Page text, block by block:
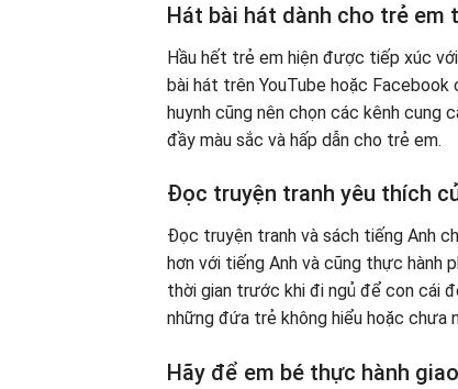
Hát bài hát dành cho trẻ em
Hầu hết trẻ em hiện được tiếp xúc
bài hát trên YouTube hoặc
huynh cũng nên chọn các kênh cung
đầy màu sắc và hấp dẫn cho trẻ em.
Đọc truyện tranh yêu thích
Đọc truyện tranh và sách tiếng Anh
hơn với tiếng Anh và cũng thực hành
thời gian trước khi đi ngủ để con cái
những đứa trẻ không hiểu hoặc chưa
Hãy để em bé thực hành